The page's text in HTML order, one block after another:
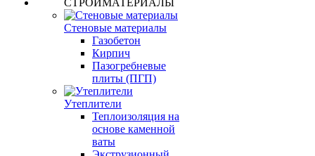
СТРОЙМАТЕРИАЛЫ
Стеновые материалы
Газобетон
Кирпич
Пазогребневые
плиты (ПГП)
Утеплители
Теплоизоляция на
основе каменной
ваты